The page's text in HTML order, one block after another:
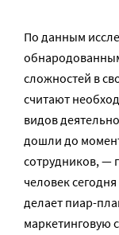
По данным
сложностей в
считают
видов
дошли до
сотрудников, —
человек
делает пиар-
маркетинговую